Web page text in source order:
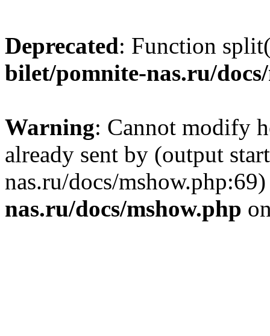
Deprecated: Function
bilet/pomnite-nas.ru/
Warning: Cannot modify
already sent by (output
nas.ru/docs/
nas.ru/docs/mshow.php